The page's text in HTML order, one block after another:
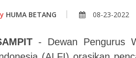
HUMA BETANG 08-23-2022
- Dewan Pengurus